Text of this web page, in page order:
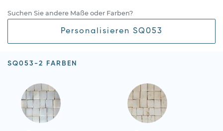
Suchen Sie andere Maße oder Farben?
Personalisieren SQ053
SQ053-2 FARBEN